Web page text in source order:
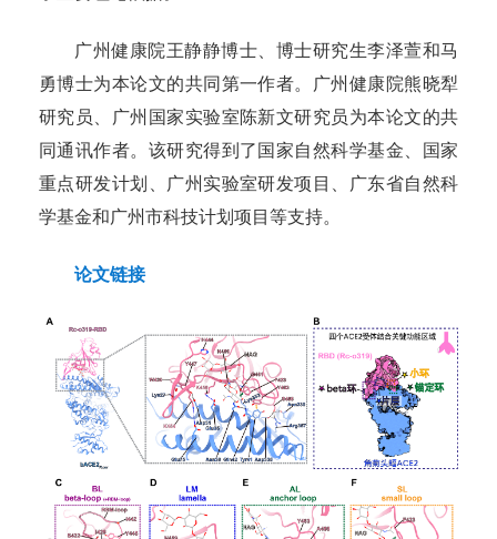
广州健康院王静静博士、博士研究生李泽萱和马
勇博士为本论文的共同第一作者。广州健康院熊晓犁
研究员、广州国家实验室陈新文研究员为本论文的共
同通讯作者。该研究得到了国家自然科学基金、国家
重点研发计划、广州实验室研发项目、广东省自然科
学基金和广州市科技计划项目等支持。
论文链接